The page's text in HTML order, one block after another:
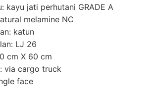
kayu jati perhutani GRADE A
melamine NC
katun
LJ 26
cm X 60 cm
via cargo truck
face